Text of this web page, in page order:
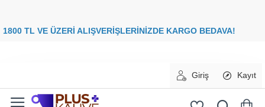
00 TL VE ÜZERİ ALIŞVERİŞLERİNİZDE KARGO
Giriş Kayıt